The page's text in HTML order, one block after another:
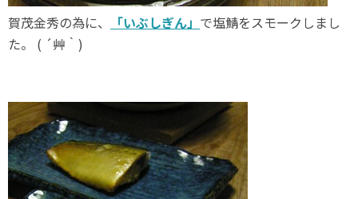
賀茂金秀の為に、 「いぶしぎん」 で塩鯖をスモークしまし
た。 ( ´艸｀)